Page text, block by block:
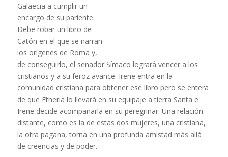
Galaecia a cumplir un
encargo de su pariente.
Debe robar un libro de
Catón en el que se narran
los orígenes de Roma y,
de conseguirlo, el senador Símaco logrará vencer a los
cristianos y a su feroz avance. Irene entra en la
comunidad cristiana para obtener ese libro pero se entera
de que Etheria lo llevará en su equipaje a tierra Santa e
Irene decide acompañarla en su peregrinar. Una relación
distante, como es la de estas dos mujeres, una cristiana,
la otra pagana, torna en una profunda amistad más allá
de creencias y de poder.